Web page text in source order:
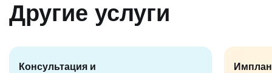
Другие услуги
Консультация и